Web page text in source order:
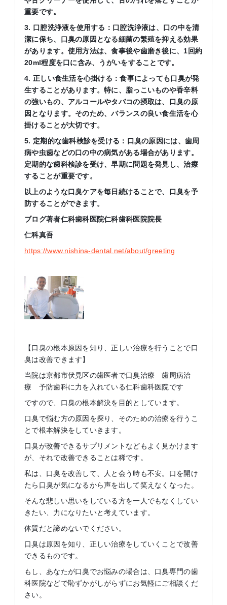
重要です。
3. 口腔洗浄液を使用する：口腔洗浄液は、口の中を清
潔に保ち、口臭の原因となる細菌の繁殖を抑える効果
があります。使用方法は、食事後や歯磨き後に、1回約
20ml程度を口に含み、うがいをすることです。
4. 正しい食生活を心掛ける：食事によっても口臭が発
生することがあります。特に、脂っこいものや香辛料
の強いもの、アルコールやタバコの摂取は、口臭の原
因となります。そのため、バランスの良い食生活を心
掛けることが大切です。
5. 定期的な歯科検診を受ける：口臭の原因には、歯周
病や虫歯などの口の中の病気がある場合があります。
定期的な歯科検診を受け、早期に問題を発見し、治療
することが重要です。
以上のような口臭ケアを毎日続けることで、口臭を予
防することができます。
ブログ著者仁科歯科医院仁科歯科医院院長
仁科真吾
https://www.nishina-dental.net/about/greeting
【口臭の根本原因を知り、正しい治療を行うことで口
臭は改善できます】
当院は京都市伏見区の歯医者で口臭治療 歯周病治
療 予防歯科に力を入れている仁科歯科医院です
ですので、口臭の根本解決を目的としています。
口臭で悩む方の原因を探り、そのための治療を行うこ
とで根本解決をしていきます。
口臭が改善できるサプリメントなどもよく見かけます
が、それで改善できることは稀です。
私は、口臭を改善して、人と会う時も不安。口を開け
たら口臭が気になるから声を出して笑えなくなった。
そんな悲しい思いをしている方を一人でもなくしてい
きたい、力になりたいと考えています。
体質だと諦めないでください。
口臭は原因を知り、正しい治療をしていくことで改善
できるものです。
もし、あなたが口臭でお悩みの場合は、口臭専門の歯
科医院などで恥ずかがしがらずにお気軽にご相談くだ
さい。